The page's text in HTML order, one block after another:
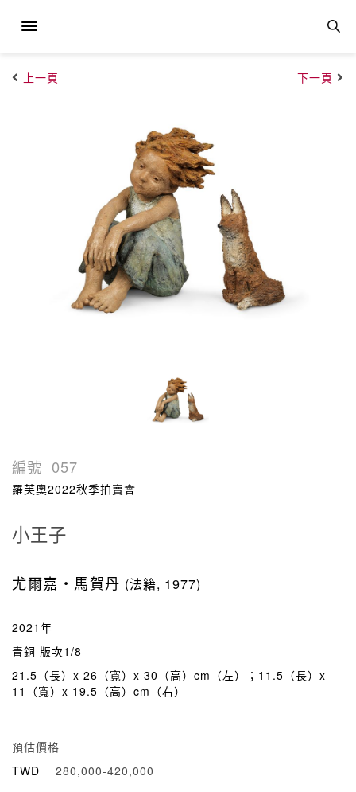
上一頁 下一頁
編號 057
羅芙奧2022秋季拍賣會
小王子
尤爾嘉・馬賀丹 (法籍, 1977)
2021年
青銅 版次1/8
21.5（長）x 26（寬）x 30（高）cm（左）；11.5（長）x
11（寬）x 19.5（高）cm（右）
預估價格
TWD
280,000-420,000